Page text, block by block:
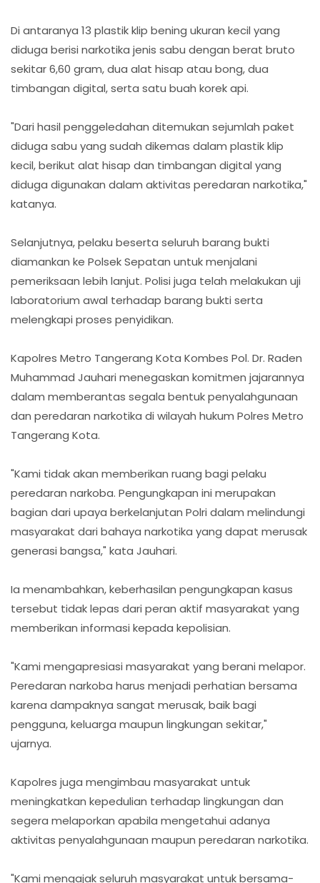
Di antaranya 13 plastik klip bening ukuran kecil yang
diduga berisi narkotika jenis sabu dengan berat bruto
sekitar 6,60 gram, dua alat hisap atau bong, dua
timbangan digital, serta satu buah korek api.
"Dari hasil penggeledahan ditemukan sejumlah paket
diduga sabu yang sudah dikemas dalam plastik klip
kecil, berikut alat hisap dan timbangan digital yang
diduga digunakan dalam aktivitas peredaran narkotika,"
katanya.
Selanjutnya, pelaku beserta seluruh barang bukti
diamankan ke Polsek Sepatan untuk menjalani
pemeriksaan lebih lanjut. Polisi juga telah melakukan uji
laboratorium awal terhadap barang bukti serta
melengkapi proses penyidikan.
Kapolres Metro Tangerang Kota Kombes Pol. Dr. Raden
Muhammad Jauhari menegaskan komitmen jajarannya
dalam memberantas segala bentuk penyalahgunaan
dan peredaran narkotika di wilayah hukum Polres Metro
Tangerang Kota.
"Kami tidak akan memberikan ruang bagi pelaku
peredaran narkoba. Pengungkapan ini merupakan
bagian dari upaya berkelanjutan Polri dalam melindungi
masyarakat dari bahaya narkotika yang dapat merusak
generasi bangsa," kata Jauhari.
Ia menambahkan, keberhasilan pengungkapan kasus
tersebut tidak lepas dari peran aktif masyarakat yang
memberikan informasi kepada kepolisian.
"Kami mengapresiasi masyarakat yang berani melapor.
Peredaran narkoba harus menjadi perhatian bersama
karena dampaknya sangat merusak, baik bagi
pengguna, keluarga maupun lingkungan sekitar,"
ujarnya.
Kapolres juga mengimbau masyarakat untuk
meningkatkan kepedulian terhadap lingkungan dan
segera melaporkan apabila mengetahui adanya
aktivitas penyalahgunaan maupun peredaran narkotika.
"Kami mengajak seluruh masyarakat untuk bersama-